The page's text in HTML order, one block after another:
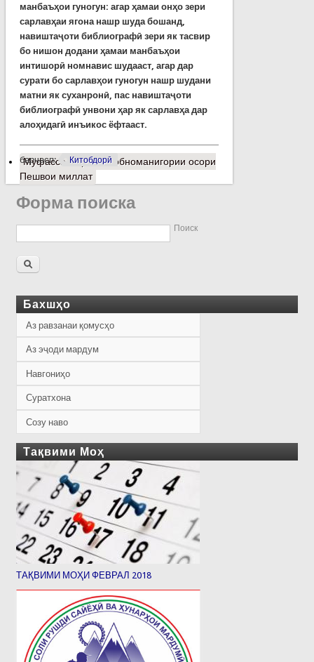
манбаъҳои гуногун: агар ҳамаи онҳо зери
сарлавҳаи ягона нашр шуда бошанд,
навиштаҷоти библиографӣ зери як тасвир
бо нишон додани ҳамаи манбаъҳои
интишорӣ номнавис шудааст, агар дар
сурати бо сарлавҳои гуногун нашр шудани
матни як суханронӣ, пас навиштаҷоти
библиографӣ унвони ҳар як сарлавҳа дар
алоҳидагӣ инъикос ёфтааст.
барчасп: Китобдорӣ
Муфассалтаро Китобноманигории осори
Пешвои миллат
Форма поиска
Поиск
Бахшҳо
Аз равзанаи қомусҳо
Аз эҷоди мардум
Навгониҳо
Суратхона
Созу наво
Тақвими Моҳ
ТАҚВИМИ МОҲИ ФЕВРАЛ 2018